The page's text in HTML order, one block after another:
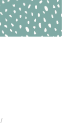
/